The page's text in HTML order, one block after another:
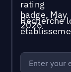
Recherche